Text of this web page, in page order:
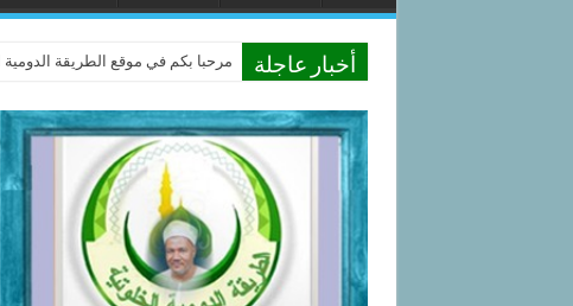
أخبار عاجلة مرحبا بكم في موقع الطريقة الدومية